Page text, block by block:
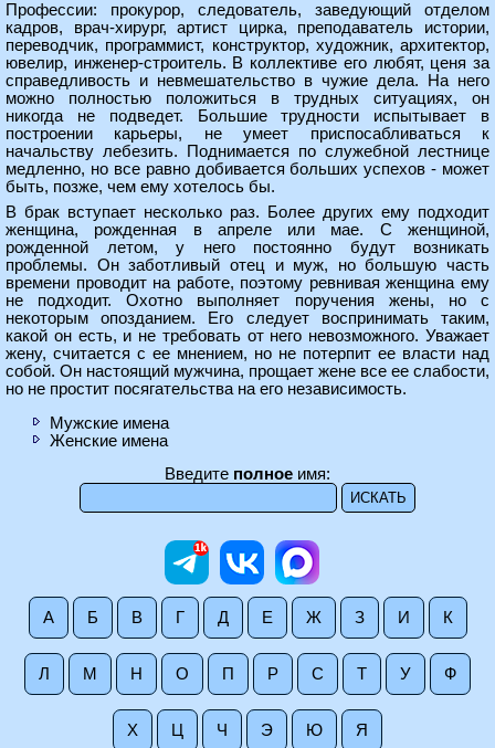
Профессии: прокурор, следователь, заведующий отделом
кадров, врач-хирург, артист цирка, преподаватель истории,
переводчик, программист, конструктор, художник, архитектор,
ювелир, инженер-строитель. В коллективе его любят, ценя за
справедливость и невмешательство в чужие дела. На него
можно полностью положиться в трудных ситуациях, он
никогда не подведет. Большие трудности испытывает в
построении карьеры, не умеет приспосабливаться к
начальству лебезить. Поднимается по служебной лестнице
медленно, но все равно добивается больших успехов - может
быть, позже, чем ему хотелось бы.
В брак вступает несколько раз. Более других ему подходит
женщина, рожденная в апреле или мае. С женщиной,
рожденной летом, у него постоянно будут возникать
проблемы. Он заботливый отец и муж, но большую часть
времени проводит на работе, поэтому ревнивая женщина ему
не подходит. Охотно выполняет поручения жены, но с
некоторым опозданием. Его следует воспринимать таким,
какой он есть, и не требовать от него невозможного. Уважает
жену, считается с ее мнением, но не потерпит ее власти над
собой. Он настоящий мужчина, прощает жене все ее слабости,
но не простит посягательства на его независимость.
Мужские имена
Женские имена
Введите полное имя:
А Б В Г Д Е Ж З И К
Л М Н О П Р С Т У Ф
Х Ц Ч Э Ю Я